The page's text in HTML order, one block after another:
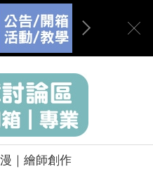
｜繪師創作